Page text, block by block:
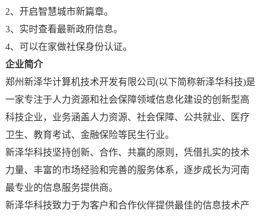
2、开启智慧城市新篇章。
3、实时查看最新政府信息。
4、可以在家做社保身份认证。
企业简介
郑州新泽华计算机技术开发有限公司(以下简称新泽华科技)是
一家专注于人力资源和社会保障领域信息化建设的创新型高
科技企业，业务涵盖人力资源、社会保障、公共就业、医疗
卫生、教育考试、金融保险等民生行业。
新泽华科技坚持创新、合作、共赢的原则，凭借扎实的技术
力量、丰富的市场经验和完善的服务体系，逐步成长为河南
最专业的信息服务提供商。
新泽华科技致力于为客户和合作伙伴提供最佳的信息技术产